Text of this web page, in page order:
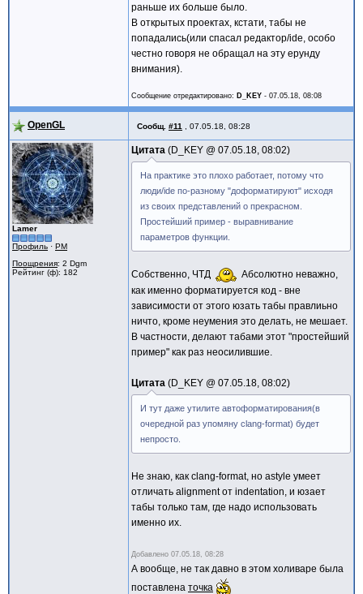
раньше их больше было.
В открытых проектах, кстати, табы не
попадались(или спасал редактор/ide, особо
честно говоря не обращал на эту ерунду
внимания).
Сообщение отредактировано: D_KEY - 07.05.18, 08:08
OpenGL Сообщ. #11 07.05.18, 08:28
Lamer
Профиль · PM
Поощрения: 2 Dgm
Рейтинг (ф): 182
Цитата D_KEY @ 07.05.18, 08:02
На практике это плохо работает, потому что
люди/ide по-разному "доформатируют" исходя
из своих представлений о прекрасном.
Простейший пример - выравнивание
параметров функции.
Собственно, ЧТД
Абсолютно неважно,
как именно форматируется код - вне
зависимости от этого юзать табы правлиьно
ничто, кроме неумения это делать, не мешает.
В частности, делают табами этот "простейший
пример" как раз неосилившие.
Цитата D_KEY @ 07.05.18, 08:02
И тут даже утилите автоформатирования(в
очередной раз упомяну clang-format) будет
непросто.
Не знаю, как clang-format, но astyle умеет
отличать alignment от indentation, и юзает
табы только там, где надо использовать
именно их.
Добавлено 07.05.18, 08:28
А вообще, не так давно в этом холиваре была
поставлена точка